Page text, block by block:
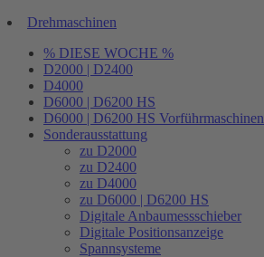
Drehmaschinen
% DIESE WOCHE %
D2000 | D2400
D4000
D6000 | D6200 HS
D6000 | D6200 HS Vorführmaschinen
Sonderausstattung
zu D2000
zu D2400
zu D4000
zu D6000 | D6200 HS
Digitale Anbaumessschieber
Digitale Positionsanzeige
Spannsysteme